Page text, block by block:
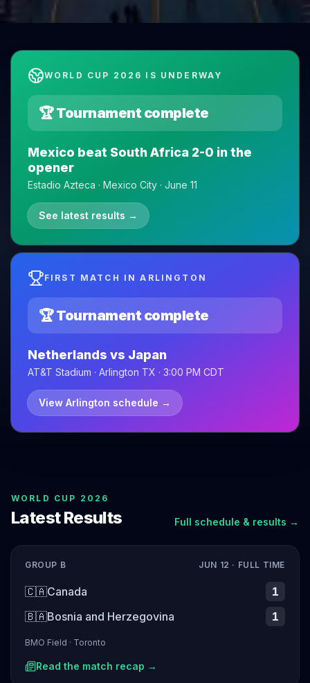
WORLD CUP 2026 IS UNDERWAY
🏆 Tournament complete
Mexico beat South Africa 2-0 in the
opener
Estadio Azteca · Mexico City · June 11
See latest results →
FIRST MATCH IN ARLINGTON
🏆 Tournament complete
Netherlands vs Japan
AT&T Stadium · Arlington TX · 3:00 PM CDT
View Arlington schedule →
WORLD CUP 2026
Latest Results Full schedule & results →
GROUP B JUN 12 · FULL TIME
🇨🇦Canada
1
🇧🇦Bosnia and Herzegovina 1
BMO Field · Toronto
Read the match recap →